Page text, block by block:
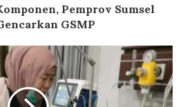
Pemprov Sumsel
GSMP